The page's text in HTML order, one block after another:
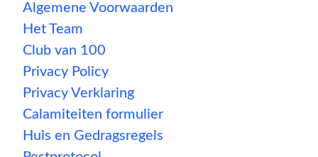
Algemene Voorwaarden
Het Team
Club van 100
Privacy Policy
Privacy Verklaring
Calamiteiten formulier
Huis en Gedragsregels